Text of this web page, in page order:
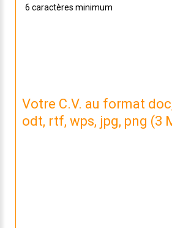
6 caractères minimum
Votre C.V. au format
odt, rtf, wps, jpg, png (3